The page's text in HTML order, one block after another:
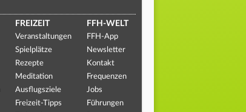
FREIZEIT
Veranstaltungen
Spielplätze
Rezepte
Meditation
Ausflugsziele
Freizeit-Tipps
FFH-WELT
FFH-App
Newsletter
Kontakt
Frequenzen
Jobs
Führungen